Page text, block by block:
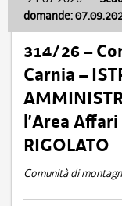
domande:
314/26 –
Carnia –
l’Area
RIGOLATO
Comunità di